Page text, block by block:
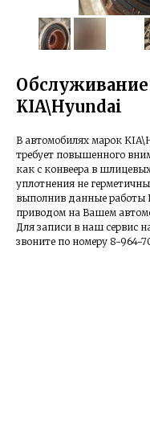
KIA\Hyundai
В автомобилях марок
требует повышенного
как с конвеера в
уплотнения не
выполнив данные работы
приводом на Вашем
Для записи в наш сервис
звоните по номеру 8-964-